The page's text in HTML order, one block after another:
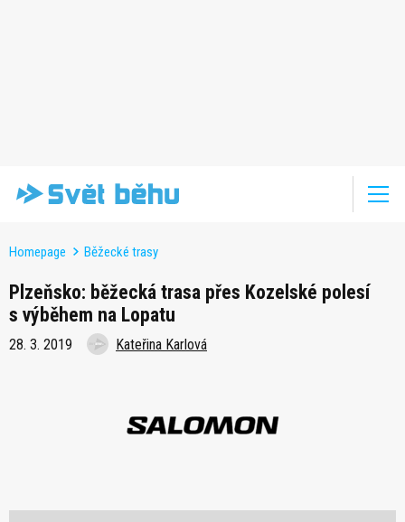
Homepage Běžecké trasy
Plzeňsko: běžecká trasa přes Kozelské polesí
s výběhem na Lopatu
28. 3. 2019 Kateřina Karlová